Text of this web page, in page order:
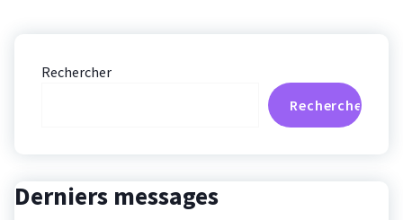
Rechercher
Rechercher
Derniers messages